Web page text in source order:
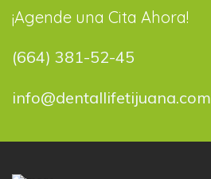
¡Agende una Cita Ahora!
(664) 381-52-45
info@dentallifetijuana.com